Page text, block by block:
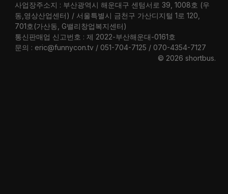
사업장주소지 : 부산광역시 해운대구 센텀서로 39, 1008호 (우
동,영상산업센터) / 서울특별시 금천구 가산디지털 1로 120,
701호(가산동, G밸리창업복지센터)
통신판매업 신고번호 : 제 2022-부산해운대-0161호
문의 : eric@funnycon.tv / 051-704-7125 / 070-4354-7127
© 2026 shortbus.